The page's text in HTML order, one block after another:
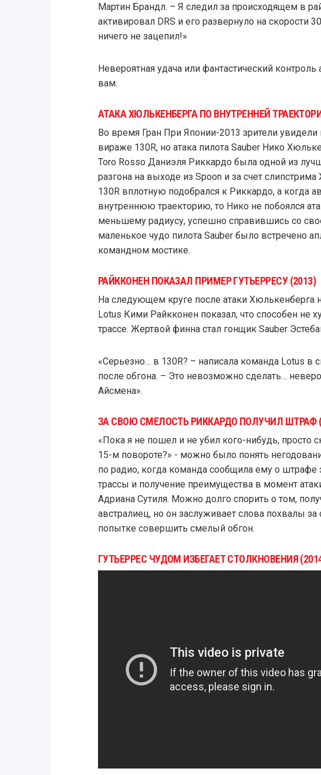
Мартин Брандл. – Я следил за происходящем в
активировал DRS и его развернуло на скорости
ничего не зацепил!»
Невероятная удача или фантастический
вам.
АТАКА ХЮЛЬКЕНБЕРГА ПО ВНУТРЕННЕЙ
Во время Гран При Японии-2013 зрители увидели
вираже 130R, но атака пилота Sauber Нико
Toro Rosso Даниэля Риккардо была одной из
разгона на выходе из Spoon и за счет
130R вплотную подобрался к Риккардо, а когда
внутреннюю траекторию, то Нико не побоялся
меньшему радиусу, успешно справившись со
маленькое чудо пилота Sauber было встречено
командном мостике.
РАЙККОНЕН ПОКАЗАЛ ПРИМЕР ГУТЬЕРРЕСУ (2013)
На следующем круге после атаки Хюлькенберга
Lotus Кими Райкконен показал, что способен не
трассе. Жертвой финна стал гонщик Sauber
«Серьезно… в 130R? – написала команда Lotus в
после обгона. – Это невозможно сделать…
Айсмена».
ЗА СВОЮ СМЕЛОСТЬ РИККАРДО ПОЛУЧИЛ ШТРАФ
«Пока я не пошел и не убил кого-нибудь, просто
15-м повороте?» - можно было понять
по радио, когда команда сообщила ему о штрафе
трассы и получение преимущества в момент
Адриана Сутиля. Можно долго спорить о том,
австралиец, но он заслуживает слова похвалы
попытке совершить смелый обгон.
ГУТЬЕРРЕС ЧУДОМ ИЗБЕГАЕТ СТОЛКНОВЕНИЯ